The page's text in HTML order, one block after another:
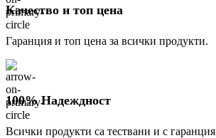
Качество и топ цена
Гаранция и топ цена за всички продукти.
100% Надеждност
Всички продукти са тествани и с гаранция